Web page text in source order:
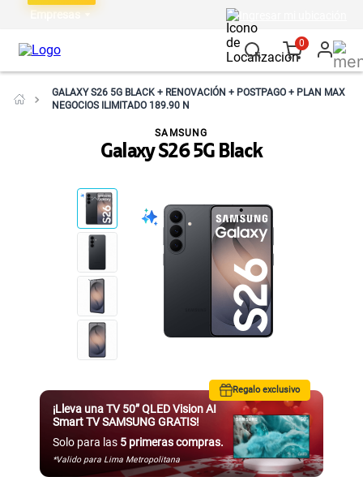
Empresas
0
GALAXY S26 5G BLACK + RENOVACIÓN + POSTPAGO + PLAN MAX
NEGOCIOS ILIMITADO 189.90 N
Galaxy S26 5G Black
SAMSUNG
Regalo exclusivo
¡Lleva una TV 50” QLED Vision AI
Smart TV SAMSUNG GRATIS!
Solo para las 5 primeras compras.
*Valido para Lima Metropolitana